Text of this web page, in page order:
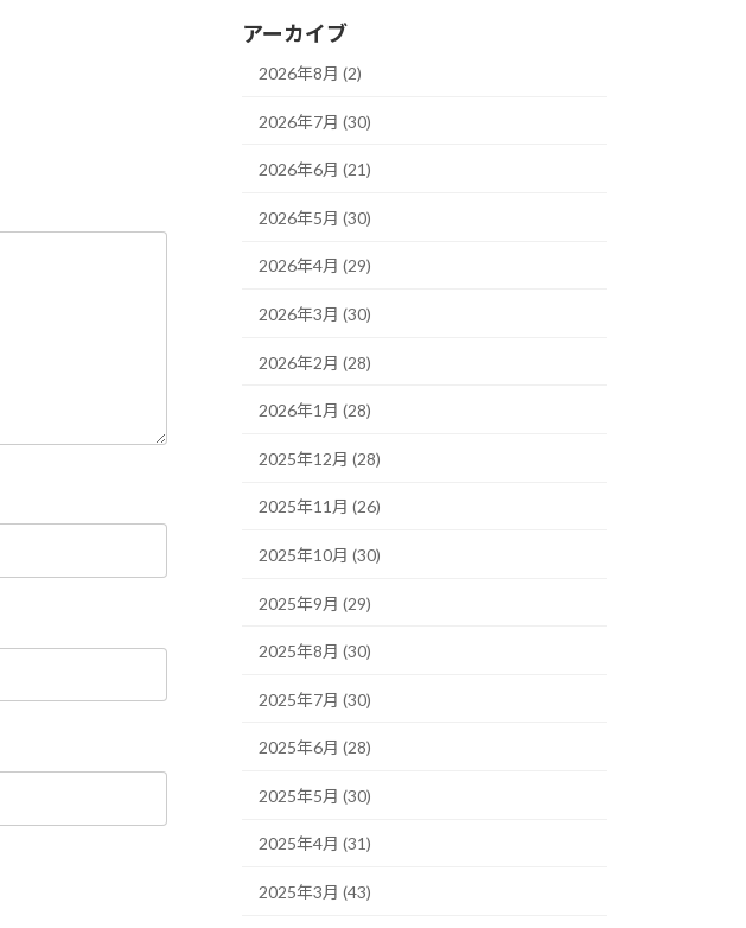
アーカイブ
2026年8月 (2)
2026年7月 (30)
2026年6月 (21)
2026年5月 (30)
2026年4月 (29)
2026年3月 (30)
2026年2月 (28)
2026年1月 (28)
2025年12月 (28)
2025年11月 (26)
2025年10月 (30)
2025年9月 (29)
2025年8月 (30)
2025年7月 (30)
2025年6月 (28)
2025年5月 (30)
2025年4月 (31)
2025年3月 (43)